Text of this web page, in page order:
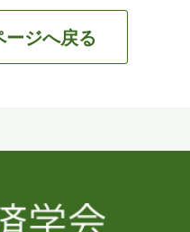
ジへ戻る